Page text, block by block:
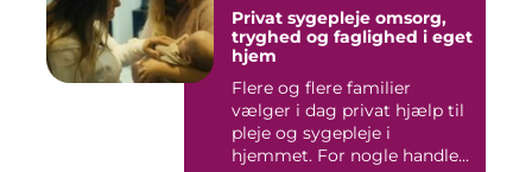
Privat sygepleje omsorg,
tryghed og faglighed i eget
hjem
Flere og flere familier
vælger i dag privat hjælp til
pleje og sygepleje i
hjemmet. For nogle handle...